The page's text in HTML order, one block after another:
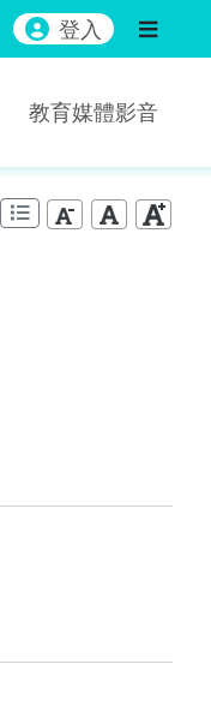
登入
教育媒體影音